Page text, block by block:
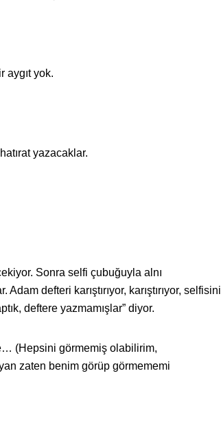
aygıt yok.
yazacaklar.
Sonra selfi çubuğuyla alnı
defteri karıştırıyor, karıştırıyor, selfisini
deftere yazmamışlar” diyor.
(Hepsini görmemiş olabilirim,
zaten benim görüp görmememi